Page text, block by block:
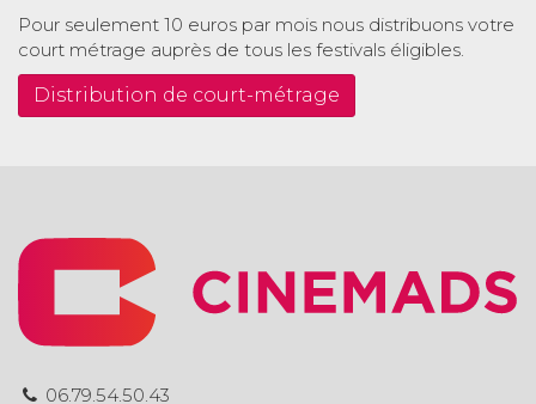
Pour seulement 10 euros par mois nous distribuons votre
court métrage auprès de tous les festivals éligibles.
Distribution de court-métrage
06.79.54.50.43